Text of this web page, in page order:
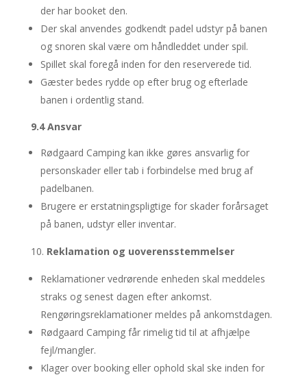
der har booket den.
Der skal anvendes godkendt padel udstyr på banen
og snoren skal være om håndleddet under spil.
Spillet skal foregå inden for den reserverede tid.
Gæster bedes rydde op efter brug og efterlade
banen i ordentlig stand.
9.4 Ansvar
Rødgaard Camping kan ikke gøres ansvarlig for
personskader eller tab i forbindelse med brug af
padelbanen.
Brugere er erstatningspligtige for skader forårsaget
på banen, udstyr eller inventar.
Reklamation og uoverensstemmelser
Reklamationer vedrørende enheden skal meddeles
straks og senest dagen efter ankomst.
Rengøringsreklamationer meldes på ankomstdagen.
Rødgaard Camping får rimelig tid til at afhjælpe
fejl/mangler.
Klager over booking eller ophold skal ske inden for